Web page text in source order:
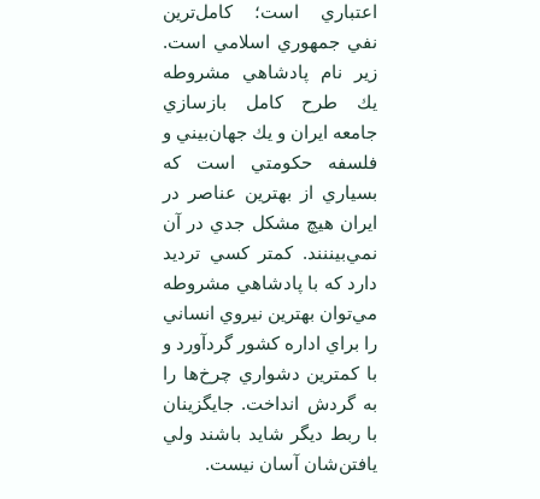
اعتباري است؛ كامل‌ترين
نفي جمهوري اسلامي است.
زير نام پادشاهي مشروطه
يك طرح كامل بازسازي
جامعه ايران و يك جهان‌بيني و
فلسفه حكومتي است كه
بسياري از بهترين عناصر در
ايران هيچ مشكل جدي در آن
نمي‌بيننند. كمتر كسي ترديد
دارد كه با پادشاهي مشروطه
مي‌توان بهترين نيروي انساني
را براي اداره كشور گردآورد و
با كمترين دشواري چرخ‌ها را
به گردش انداخت. جايگزينان
با ربط ديگر شايد باشند ولي
يافتن‌شان آسان نيست.